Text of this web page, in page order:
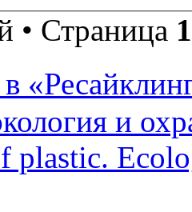
• Страница 1
и
plastic.